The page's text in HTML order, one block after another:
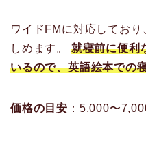
ワイドFMに対応してお
しめます。 就寝前に便利
いるので、英語絵本での
価格の目安 ：5,000〜